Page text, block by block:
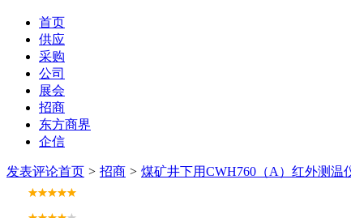
首页
供应
采购
公司
展会
招商
东方商界
企信
发表评论首页 > 招商 > 煤矿井下用CWH760（A）红外测温